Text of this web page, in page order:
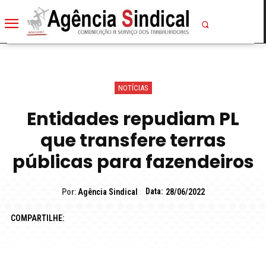
NOTÍCIAS
Entidades repudiam PL
que transfere terras
públicas para fazendeiros
Por: Agência Sindical Data: 28/06/2022
COMPARTILHE: